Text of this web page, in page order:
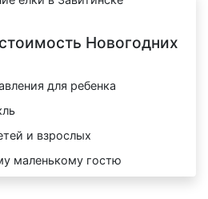
Новогодних
для ребенка
и взрослых
маленькому гостю